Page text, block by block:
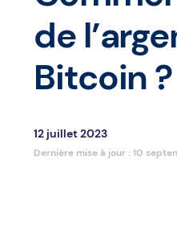
de
Bitcoin
12 juillet 2023
Dernière mise à jour : 10